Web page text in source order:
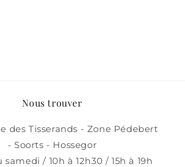
Nous trouver
des Tisserands - Zone Pédebert
- Soorts - Hossegor
/ 10h à 12h30 / 15h à 19h